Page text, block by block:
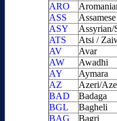
ARO
ASS
Assamese
ASY
Assyrian/
ATS
Atsi /
AV
Avar
AW
Awadhi
AY
Aymara
AZ
Azeri/
BAD
Badaga
BGL
Bagheli
BAG
Bagri